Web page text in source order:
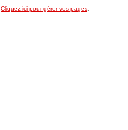
Cliquez ici pour gérer vos pages